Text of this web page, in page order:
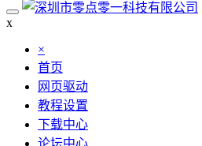
x
×
首页
网页驱动
教程设置
下载中心
论坛中心